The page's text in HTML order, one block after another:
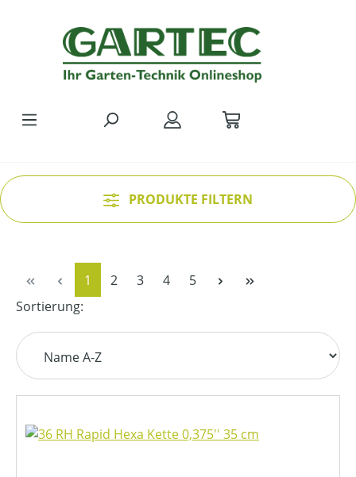
PRODUKTE FILTERN
Seite
1 Seite
2 Seite
3 Seite
4 Seite
5
Sortierung: